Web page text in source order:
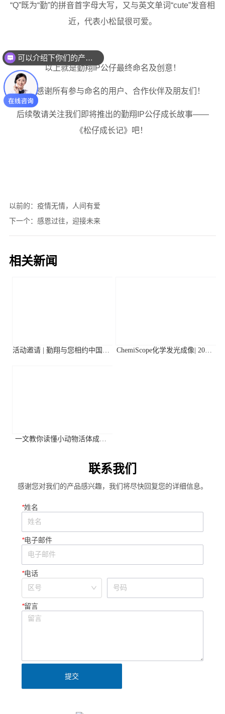
以前的：疫情无情，人间有爱
下一个：感恩过往，迎接未来
相关新闻
活动邀请 | 勤翔与您相约中国植
ChemiScope化学发光成像| 2026
一文教你读懂小动物活体成像
联系我们
感谢您对我们的产品感兴趣，我们将尽快回复您的详细信息。
*姓名
*电子邮件
*电话
*留言
提交
可以介绍下你们的产品么？